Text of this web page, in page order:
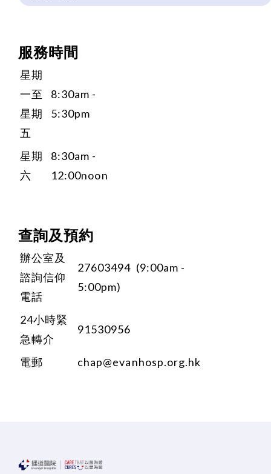
服務時間
星期
一至
星期
五
8:30am -
5:30pm
星期
六
8:30am -
12:00noon
查詢及預約
辦公室及
諮詢信仰
電話
27603494 (9:00am -
5:00pm)
24小時緊
急轉介
91530956
電郵 chap@evanhosp.org.hk